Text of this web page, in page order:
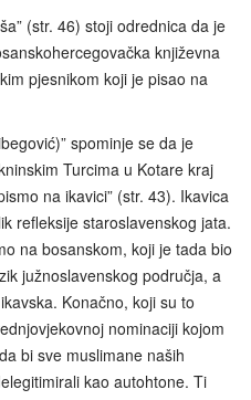
(str. 46) stoji odrednica da je
književna
pjesnikom koji je pisao na
spominje se da je
Turcima u Kotare kraj
na ikavici” (str. 43). Ikavica
refleksije staroslavenskog jata.
na bosanskom, koji je tada bio
južnoslavenskog područja, a
Konačno, koji su to
nominaciji kojom
bi sve muslimane naših
kao autohtone. Ti